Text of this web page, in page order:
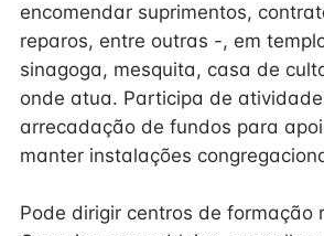
encomendar suprimentos,
reparos, entre outras -, em
sinagoga, mesquita, casa de
onde atua. Participa de
arrecadação de fundos para
manter instalações
Pode dirigir centros de formação